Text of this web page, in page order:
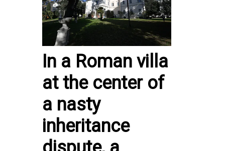
In a Roman villa
at the center of
a nasty
inheritance